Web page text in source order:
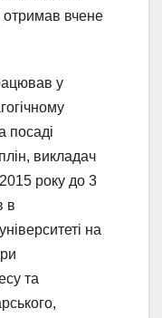
отримав вчене
у
посаді
викладач
року до 3
в
на
та